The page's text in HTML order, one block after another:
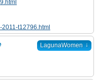
t12796.html
LagunaWomen ↓